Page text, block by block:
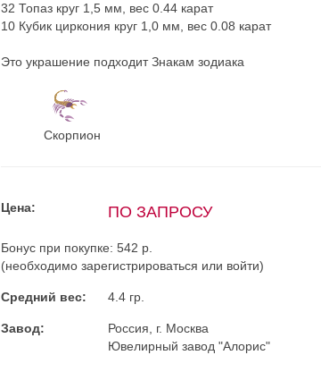
32 Топаз круг 1,5 мм, вес 0.44 карат
10 Кубик циркония круг 1,0 мм, вес 0.08 карат
Это украшение подходит Знакам зодиака
Скорпион
Цена: ПО ЗАПРОСУ
Бонус при покупке: 542 р.
(необходимо зарегистрироваться или войти)
Средний вес: 4.4 гр.
Завод:
Россия, г. Москва
Ювелирный завод "Алорис"